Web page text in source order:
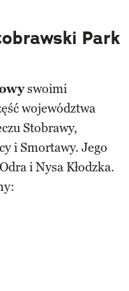
Park
swoimi
województwa
Stobrawy,
i Smortawy. Jego
i Nysa Kłodzka.